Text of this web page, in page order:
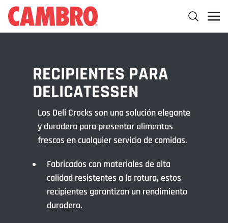
RECIPIENTES PARA
DELICATESSEN
Los Deli Crocks son una solución elegante
y duradera para presentar alimentos
frescos en cualquier servicio de comidas.
Fabricados con materiales de alta
calidad resistentes a la rotura, estos
recipientes garantizan un rendimiento
duradero.